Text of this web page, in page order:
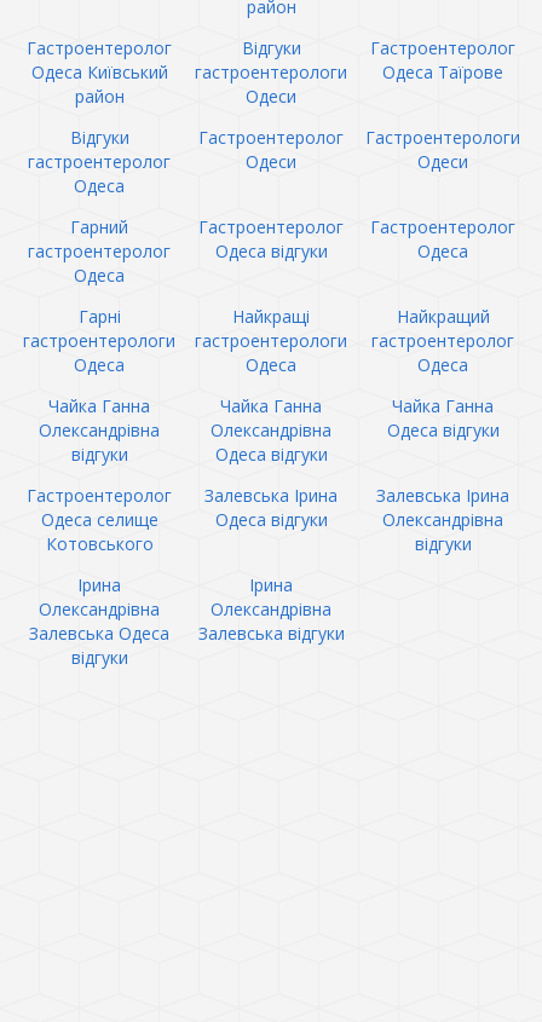
район
Гастроентеролог
Одеса Київський
район
Відгуки
гастроентерологи
Одеси
Гастроентеролог
Одеса Таїрове
Відгуки
гастроентеролог
Одеса
Гастроентеролог
Одеси
Гастроентерологи
Одеси
Гарний
гастроентеролог
Одеса
Гастроентеролог
Одеса відгуки
Гастроентеролог
Одеса
Гарні
гастроентерологи
Одеса
Найкращі
гастроентерологи
Одеса
Найкращий
гастроентеролог
Одеса
Чайка Ганна
Олександрівна
відгуки
Чайка Ганна
Олександрівна
Одеса відгуки
Чайка Ганна
Одеса відгуки
Гастроентеролог
Одеса селище
Котовського
Залевська Ірина
Одеса відгуки
Залевська Ірина
Олександрівна
відгуки
Ірина
Олександрівна
Залевська Одеса
відгуки
Ірина
Олександрівна
Залевська відгуки